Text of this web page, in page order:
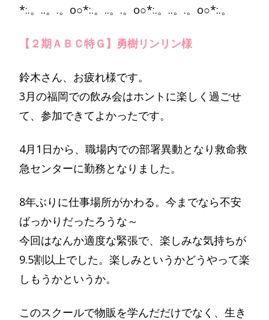
*:.。..。.。o○*:.。..。.。o○*:.。..。.。o○*:.。
【２期ＡＢＣ特Ｇ】勇樹リンリン様
鈴木さん、お疲れ様です。
3月の福岡での飲み会はホントに楽しく過ごせ
て、参加できてよかったです。
4月1日から、職場内での部署異動となり救命救
急センターに勤務となりました。
8年ぶりに仕事場所がかわる。今までなら不安
ばっかりだったろうな～
今回はなんか適度な緊張で、楽しみな気持ちが
9.5割以上でした。楽しみというかどうやって楽
しもうかというか。
このスクールで物販を学んだだけでなく、生き